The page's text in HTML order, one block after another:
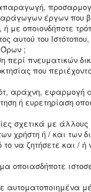
έργων που
με οποιονδήποτε
αυτού του
Όρων ;
περί πνευματικών
που
αράχνη, εφαρμογή
ή ευρετηρίαση
σχετικά με άλλους
χρήστη ή / και των
να ζητήσετε και / ή
οποιασδήποτε
αυτοματοποιημένα